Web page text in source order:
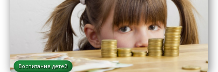
Воспитание детей